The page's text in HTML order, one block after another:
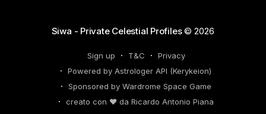
Siwa - Private Celestial Profiles© 2026
Sign up T&C
Privacy
Powered by Astrologer API (Kerykeion)
Sponsored by Wardrome Space Game
creato con ❤️ da Ricardo Antonio Piana